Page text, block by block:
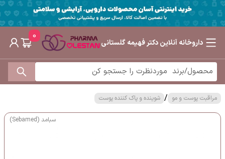
داروخانه آنلاین دکتر فهیمه گلستانی
0
مراقبت پوست و مو / شوینده و پاک کننده پوست
سبامد (Sebamed)